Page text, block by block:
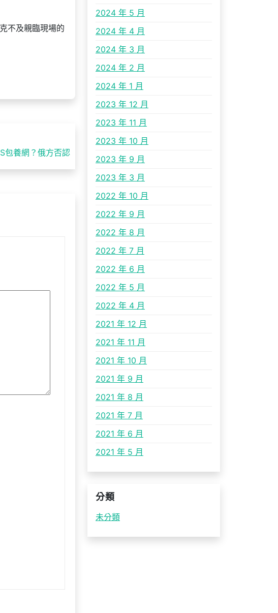
不及親臨現場的
包養網？俄方否認
2024 年 5 月
2024 年 4 月
2024 年 3 月
2024 年 2 月
2024 年 1 月
2023 年 12 月
2023 年 11 月
2023 年 10 月
2023 年 9 月
2023 年 3 月
2022 年 10 月
2022 年 9 月
2022 年 8 月
2022 年 7 月
2022 年 6 月
2022 年 5 月
2022 年 4 月
2021 年 12 月
2021 年 11 月
2021 年 10 月
2021 年 9 月
2021 年 8 月
2021 年 7 月
2021 年 6 月
2021 年 5 月
分類
未分類